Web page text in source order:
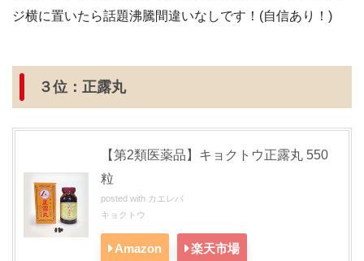
ジ横に置いたら話題沸騰間違いなしです！(自信あり！)
３位：正露丸
【第2類医薬品】キョクトウ正露丸 550
粒
posted with カエレバ
キョクトウ
Amazon 楽天市場